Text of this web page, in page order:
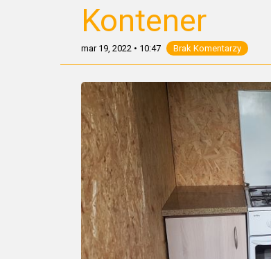
Kontener
mar 19, 2022 • 10:47 Brak Komentarzy